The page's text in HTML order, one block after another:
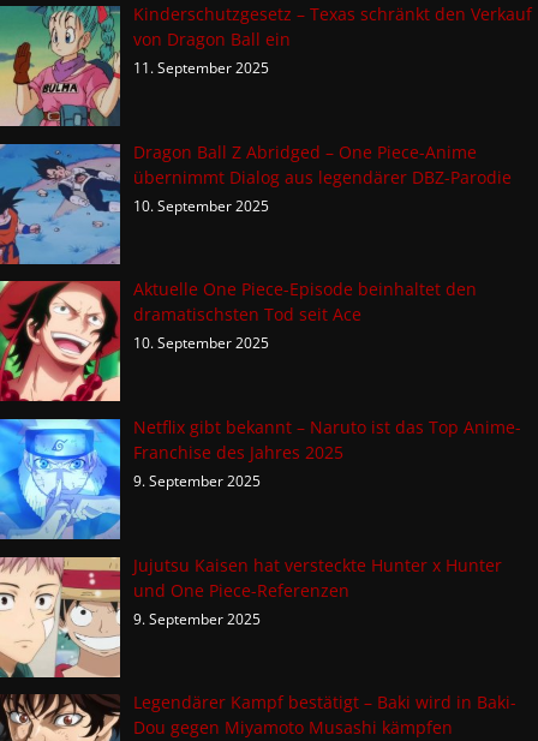
Kinderschutzgesetz – Texas schränkt den Verkauf
von Dragon Ball ein
11. September 2025
Dragon Ball Z Abridged – One Piece-Anime
übernimmt Dialog aus legendärer DBZ-Parodie
10. September 2025
Aktuelle One Piece-Episode beinhaltet den
dramatischsten Tod seit Ace
10. September 2025
Netflix gibt bekannt – Naruto ist das Top Anime-
Franchise des Jahres 2025
9. September 2025
Jujutsu Kaisen hat versteckte Hunter x Hunter
und One Piece-Referenzen
9. September 2025
Legendärer Kampf bestätigt – Baki wird in Baki-
Dou gegen Miyamoto Musashi kämpfen